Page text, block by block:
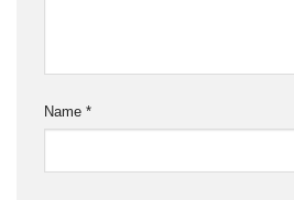
Name *